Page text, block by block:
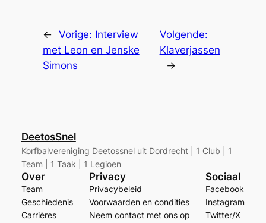
← Vorige: Interview
met Leon en Jenske
Simons
Volgende:
Klaverjassen
→
DeetosSnel
Korfbalvereniging Deetossnel uit Dordrecht | 1 Club | 1
Team | 1 Taak | 1 Legioen
Over
Team
Geschiedenis
Carrières
Privacy
Privacybeleid
Voorwaarden en condities
Neem contact met ons op
Sociaal
Facebook
Instagram
Twitter/X